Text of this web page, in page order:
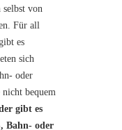
von
Für all
es
sich
oder
bequem
gibt es
Bahn- oder